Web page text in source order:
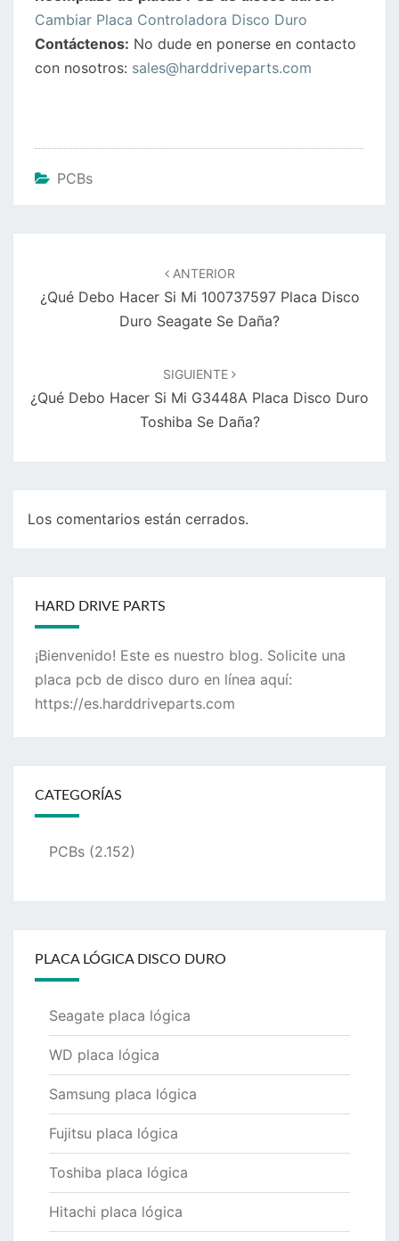
Cambiar Placa Controladora Disco Duro
Contáctenos: No dude en ponerse en contacto
con nosotros: sales@harddriveparts.com
PCBs
entradas
ANTERIOR
¿Qué Debo Hacer Si Mi 100737597 Placa Disco
Duro Seagate Se Daña?
SIGUIENTE
¿Qué Debo Hacer Si Mi G3448A Placa Disco Duro
Toshiba Se Daña?
Los comentarios están cerrados.
HARD DRIVE PARTS
¡Bienvenido! Este es nuestro blog. Solicite una
placa pcb de disco duro en línea aquí:
https://es.harddriveparts.com
CATEGORÍAS
PCBs (2.152)
PLACA LÓGICA DISCO DURO
Seagate placa lógica
WD placa lógica
Samsung placa lógica
Fujitsu placa lógica
Toshiba placa lógica
Hitachi placa lógica